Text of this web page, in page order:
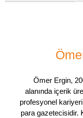
Ömer Ergin,
alanında içerik
profesyonel
para gazetecisidir.